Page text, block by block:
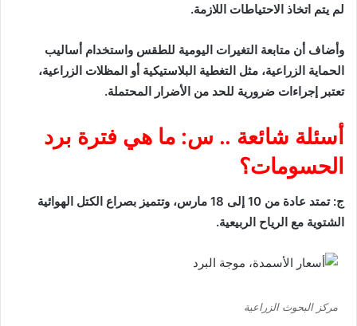
لم يتم اتخاذ الاحتياطات اللازمة.
وأضاف أن متابعة التغيرات اليومية للطقس واستخدام أساليب
الحماية الزراعية، مثل التغطية البلاستيكية أو المظلات الزراعية،
تعتبر إجراءات ضرورية للحد من الأضرار المحتملة.
أسئلة شائعة .. س: ما هي فترة برد
الحسومات؟
ج: تمتد عادة من 10 إلى 18 مارس، وتتميز بصراع الكتل الهوائية
الشتوية مع الرياح الربيعية.
مركز البحوث الزراعية